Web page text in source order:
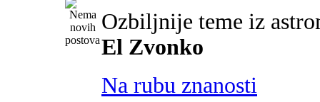
Ozbiljnije teme iz
El Zvonko
Na rubu znanosti